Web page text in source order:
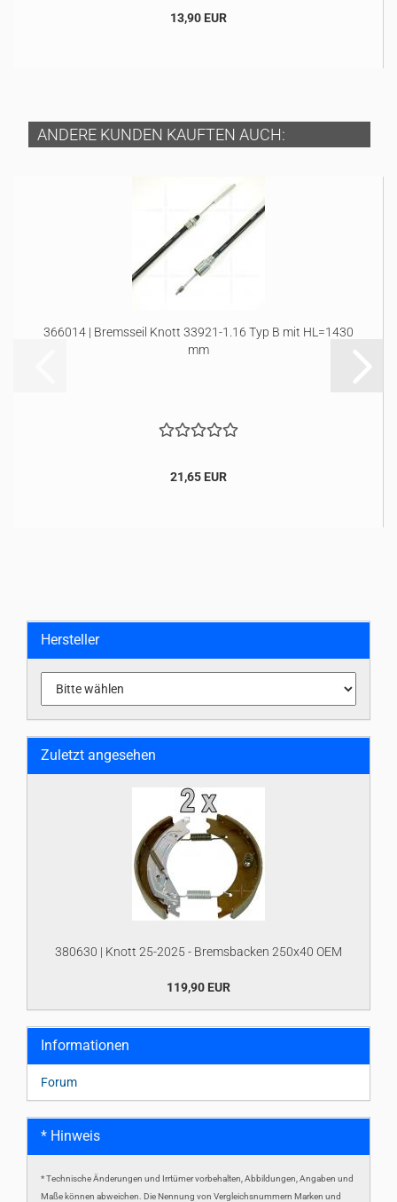
13,90 EUR
ANDERE KUNDEN KAUFTEN AUCH:
366014 | Bremsseil Knott 33921-1.16 Typ B mit HL=1430
mm
21,65 EUR
Hersteller
Zuletzt angesehen
380630 | Knott 25-2025 - Bremsbacken 250x40 OEM
119,90 EUR
Informationen
Forum
* Hinweis
* Technische Änderungen und Irrtümer vorbehalten, Abbildungen, Angaben und
Maße können abweichen. Die Nennung von Vergleichsnummern Marken und